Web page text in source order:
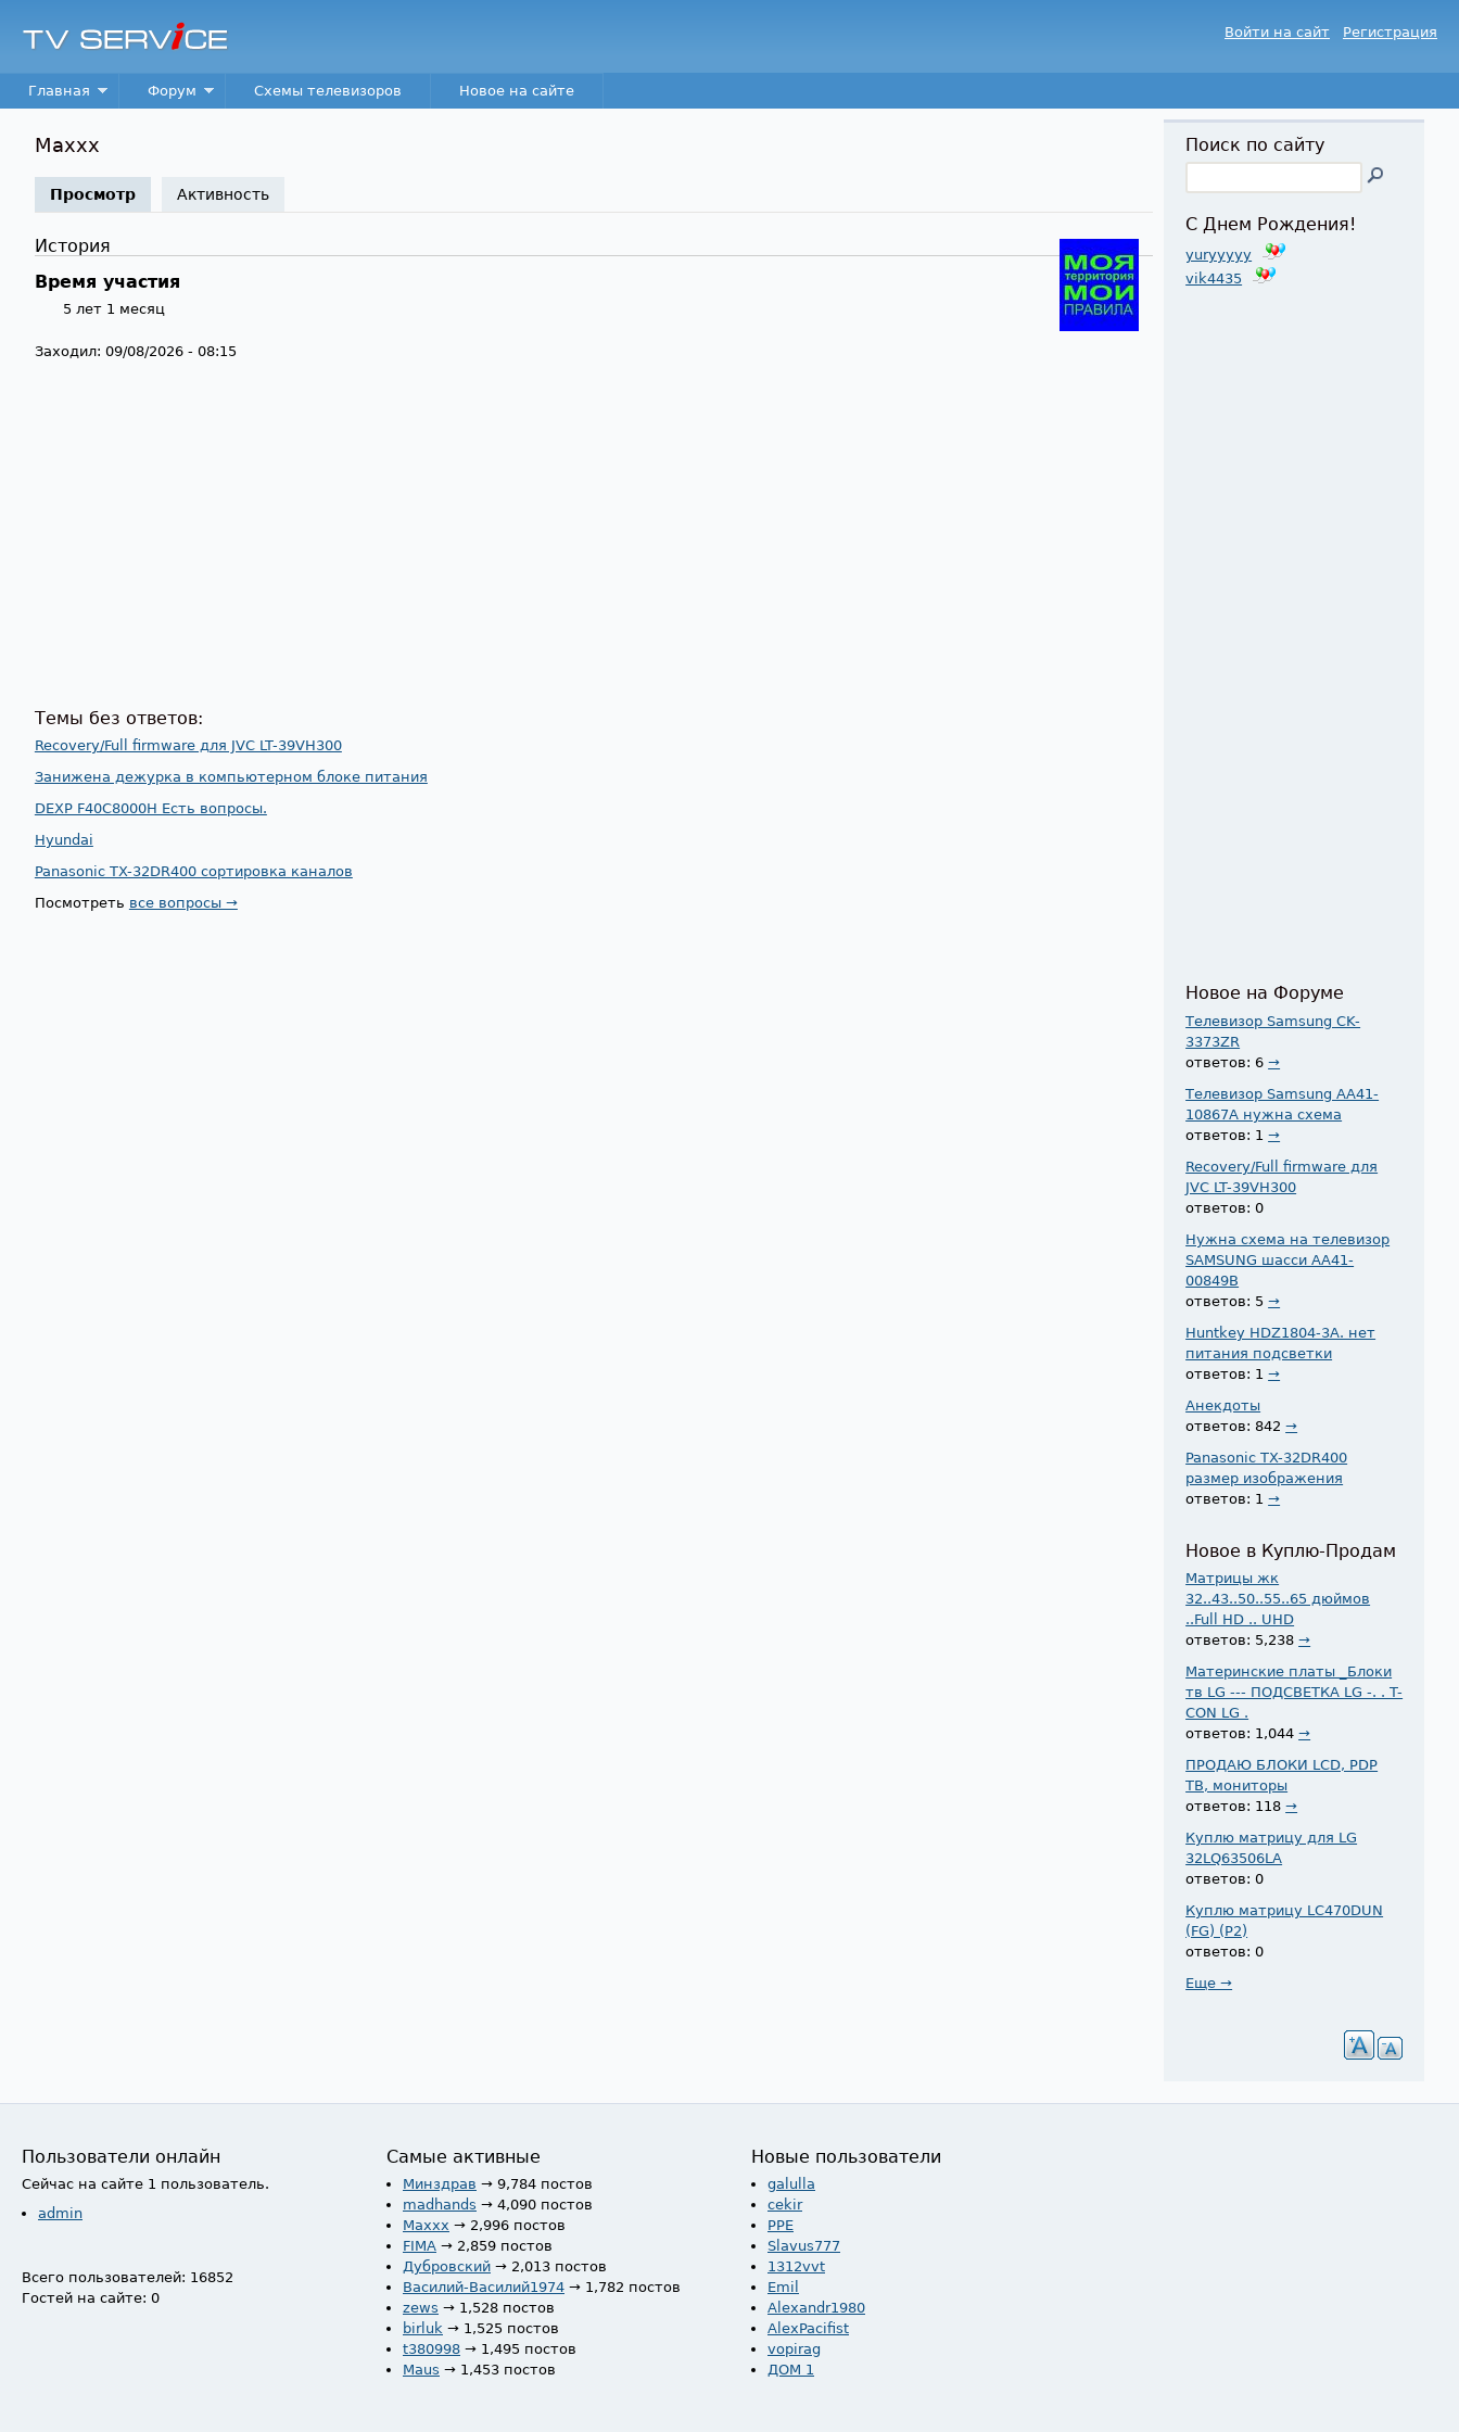
TV
Service
Войти на сайт Регистрация
Main menu
Главная Форум Схемы телевизоров Новое на сайте
Maxxx
Просмотр(активная вкладка)
Активность
История
Время участия
5 лет 1 месяц
Заходил: 09/08/2026 - 08:15
Темы без ответов:
Recovery/Full firmware для JVC LT-39VH300
Занижена дежурка в компьютерном блоке питания
DEXP F40C8000H Есть вопросы.
Hyundai
Panasonic TX-32DR400 сортировка каналов
Посмотреть все вопросы →
Поиск по сайту
С Днем Рождения!
yuryyyyy
vik4435
Новое на Форуме
Телевизор Samsung CK-
3373ZR
ответов: 6→
Телевизор Samsung AA41-
10867A нужна схема
ответов: 1→
Recovery/Full firmware для
JVC LT-39VH300
ответов: 0
Нужна схема на телевизор
SAMSUNG шасси AA41-
00849B
ответов: 5→
Huntkey HDZ1804-3A. нет
питания подсветки
ответов: 1→
Анекдоты
ответов: 842→
Panasonic TX-32DR400
размер изображения
ответов: 1→
Новое в Куплю-Продам
Матрицы жк
32..43..50..55..65 дюймов
..Full HD .. UHD
ответов: 5,238→
Материнские платы _Блоки
тв LG --- ПОДСВЕТКА LG -. . T-
CON LG .
ответов: 1,044→
ПРОДАЮ БЛОКИ LCD, PDP
ТВ, мониторы
ответов: 118→
Куплю матрицу для LG
32LQ63506LA
ответов: 0
Куплю матрицу LC470DUN
(FG) (P2)
ответов: 0
Еще →
Пользователи онлайн
Сейчас на сайте 1 пользователь.
admin
Всего пользователей: 16852
Гостей на сайте: 0
Самые активные
Минздрав → 9,784 постов
madhands → 4,090 постов
Maxxx → 2,996 постов
FIMA → 2,859 постов
Дубровский → 2,013 постов
Василий-Василий1974 → 1,782 постов
zews → 1,528 постов
birluk → 1,525 постов
t380998 → 1,495 постов
Maus → 1,453 постов
Новые пользователи
galulla
cekir
PPE
Slavus777
1312vvt
Emil
Alexandr1980
AlexPacifist
vopirag
ДОМ 1